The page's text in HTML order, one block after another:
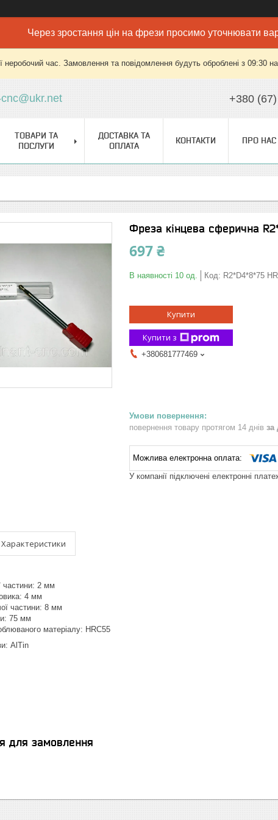
Через зростання цін на фрези просимо уточнювати
неробочий час. Замовлення та повідомлення будуть оброблені з 09:30
+380
ТОВАРИ ТА
ПОСЛУГИ
ДОСТАВКА ТА
ОПЛАТА
КОНТАКТИ ПРО НАС
Фреза кінцева сферична
697 ₴
В наявності 10 од. Код: R2*D4*8*75
Купити
Купити з
+380681777469
повернення товару протягом 14 днів за
У компанії підключені електронні
Характеристики
частини: 2 мм
4 мм
частини: 8 мм
75 мм
матеріалу: HRC55
AlTin
для замовлення